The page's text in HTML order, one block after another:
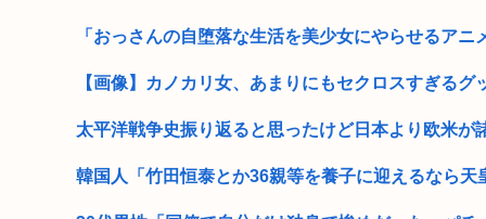
「おっさんの自堕落な生活を美少女にやらせるアニ
【画像】カノカリ女、あまりにもセクロスすぎるグ
太平洋戦争史振り返ると思ったけど日本より欧米が
韓国人「竹田恒泰とか36親等を養子に迎えるなら天